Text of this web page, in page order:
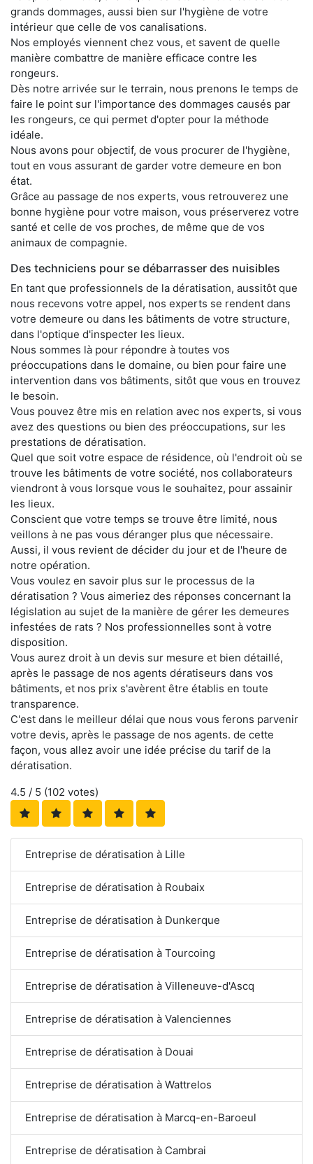
grands dommages, aussi bien sur l'hygiène de votre
intérieur que celle de vos canalisations.
Nos employés viennent chez vous, et savent de quelle
manière combattre de manière efficace contre les
rongeurs.
Dès notre arrivée sur le terrain, nous prenons le temps de
faire le point sur l'importance des dommages causés par
les rongeurs, ce qui permet d'opter pour la méthode
idéale.
Nous avons pour objectif, de vous procurer de l'hygiène,
tout en vous assurant de garder votre demeure en bon
état.
Grâce au passage de nos experts, vous retrouverez une
bonne hygiène pour votre maison, vous préserverez votre
santé et celle de vos proches, de même que de vos
animaux de compagnie.
Des techniciens pour se débarrasser des nuisibles
En tant que professionnels de la dératisation, aussitôt que
nous recevons votre appel, nos experts se rendent dans
votre demeure ou dans les bâtiments de votre structure,
dans l'optique d'inspecter les lieux.
Nous sommes là pour répondre à toutes vos
préoccupations dans le domaine, ou bien pour faire une
intervention dans vos bâtiments, sitôt que vous en trouvez
le besoin.
Vous pouvez être mis en relation avec nos experts, si vous
avez des questions ou bien des préoccupations, sur les
prestations de dératisation.
Quel que soit votre espace de résidence, où l'endroit où se
trouve les bâtiments de votre société, nos collaborateurs
viendront à vous lorsque vous le souhaitez, pour assainir
les lieux.
Conscient que votre temps se trouve être limité, nous
veillons à ne pas vous déranger plus que nécessaire.
Aussi, il vous revient de décider du jour et de l'heure de
notre opération.
Vous voulez en savoir plus sur le processus de la
dératisation ? Vous aimeriez des réponses concernant la
législation au sujet de la manière de gérer les demeures
infestées de rats ? Nos professionnelles sont à votre
disposition.
Vous aurez droit à un devis sur mesure et bien détaillé,
après le passage de nos agents dératiseurs dans vos
bâtiments, et nos prix s'avèrent être établis en toute
transparence.
C'est dans le meilleur délai que nous vous ferons parvenir
votre devis, après le passage de nos agents. de cette
façon, vous allez avoir une idée précise du tarif de la
dératisation.
4.5 / 5 (102 votes)
Entreprise de dératisation à Lille
Entreprise de dératisation à Roubaix
Entreprise de dératisation à Dunkerque
Entreprise de dératisation à Tourcoing
Entreprise de dératisation à Villeneuve-d'Ascq
Entreprise de dératisation à Valenciennes
Entreprise de dératisation à Douai
Entreprise de dératisation à Wattrelos
Entreprise de dératisation à Marcq-en-Baroeul
Entreprise de dératisation à Cambrai